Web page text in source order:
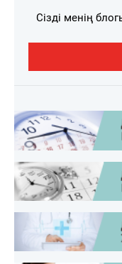
Сізді менің